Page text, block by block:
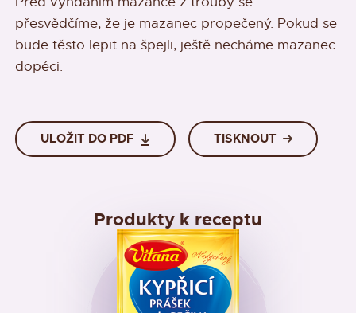
přesvědčíme, že je mazanec propečený. Pokud se
bude těsto lepit na špejli, ještě necháme mazanec
dopéci.
ULOŽIT DO PDF TISKNOUT
Produkty k receptu